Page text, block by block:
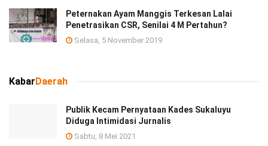
Peternakan Ayam Manggis Terkesan Lalai
Penetrasikan CSR, Senilai 4 M Pertahun?
Selasa, 5 November 2019
KabarDaerah
Publik Kecam Pernyataan Kades Sukaluyu
Diduga Intimidasi Jurnalis
Sabtu, 8 Mei 2021